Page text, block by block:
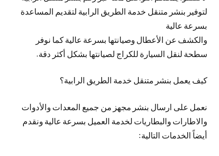
لتوفير بنشر متنقل خدمة الطريق الرابية لتقديم المساعدة
بسرعة عالية
والكشف عن الأعطال وصيانتها بسرعة عالية كما نوفر
سطحة لنقل السيارة للكراج لصيانتها بشكل أكثر دقة.
كيف يعمل بنشر متنقل خدمة الطريق الرابية؟
نعمل على ارسال بنشر مجهز من جميع المعدات والأدوات
والاطارات والبطاريات لخدمة العميل بسرعة عالية ونقدم
أيضاً الخدمات التالية: